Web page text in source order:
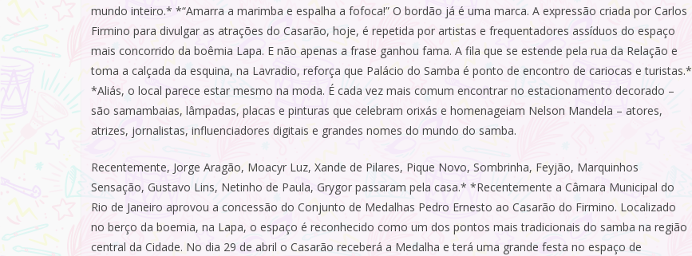
mundo inteiro.* *“Amarra a marimba e espalha a fofoca!” O bordão já é uma marca. A expressão criada por Carlos
Firmino para divulgar as atrações do Casarão, hoje, é repetida por artistas e frequentadores assíduos do espaço
mais concorrido da boêmia Lapa. E não apenas a frase ganhou fama. A fila que se estende pela rua da Relação e
toma a calçada da esquina, na Lavradio, reforça que Palácio do Samba é ponto de encontro de cariocas e turistas.*
*Aliás, o local parece estar mesmo na moda. É cada vez mais comum encontrar no estacionamento decorado –
são samambaias, lâmpadas, placas e pinturas que celebram orixás e homenageiam Nelson Mandela – atores,
atrizes, jornalistas, influenciadores digitais e grandes nomes do mundo do samba.
Recentemente, Jorge Aragão, Moacyr Luz, Xande de Pilares, Pique Novo, Sombrinha, Feyjão, Marquinhos
Sensação, Gustavo Lins, Netinho de Paula, Grygor passaram pela casa.* *Recentemente a Câmara Municipal do
Rio de Janeiro aprovou a concessão do Conjunto de Medalhas Pedro Ernesto ao Casarão do Firmino. Localizado
no berço da boemia, na Lapa, o espaço é reconhecido como um dos pontos mais tradicionais do samba na região
central da Cidade. No dia 29 de abril o Casarão receberá a Medalha e terá uma grande festa no espaço de